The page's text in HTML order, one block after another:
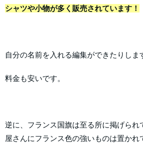
シャツや小物が多く販売されています！
自分の名前を入れる編集ができたりしま
料金も安いです。
逆に、フランス国旗は至る所に掲げられ
屋さんにフランス色の強いものは置かれ